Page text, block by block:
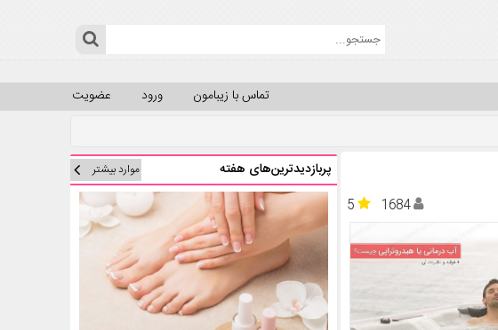
عضویت ورود تماس با زیبامون
5
1684
پربازدیدترین‌های هفته موارد بیشتر